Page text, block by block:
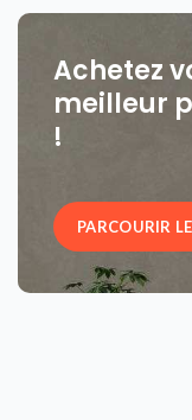
Achetez
meilleur
!
PARCOURIR